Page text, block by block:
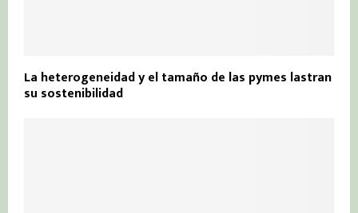
La heterogeneidad y el tamaño de las pymes lastran
su sostenibilidad